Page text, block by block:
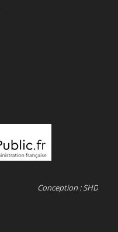
Conception : SHD